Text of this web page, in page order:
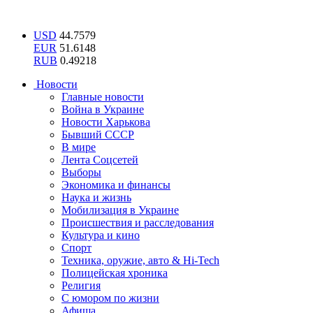
USD 44.7579
EUR 51.6148
RUB 0.49218
Новости
Главные новости
Война в Украине
Новости Харькова
Бывший СССР
В мире
Лента Соцсетей
Выборы
Экономика и финансы
Наука и жизнь
Мобилизация в Украине
Происшествия и расследования
Культура и кино
Спорт
Техника, оружие, авто & Hi-Tech
Полицейская хроника
Религия
С юмором по жизни
Афиша